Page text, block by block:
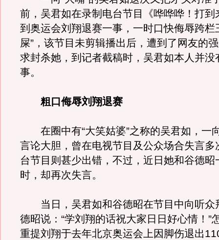
前，吴君如在录制电台节目《哗哗哗！打到
到奥运会刘翔退赛一事，一时口快侮辱跨栏
屎”，该节目未剪辑播出后，遭到了网友的
求封杀她，到记者截稿时，吴君如本人并没
事。
粗口侮辱刘翔退赛
在圈中有“大笑姑婆”之称的吴君如，一
言论大胆，曾在电视节目及公众场合失言多
台节目则甚少出错，不过，近日她和谷德昭
时，却再次失言。
当日，吴君如和谷德昭在节目中向听众
德昭说：“学刘翔的话祝大家日日好心情！”
重提刘翔于去年北京奥运会上因脚伤退出